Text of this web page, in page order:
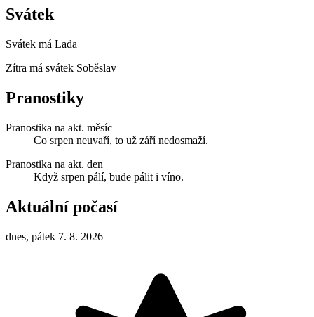
Svátek
Svátek má Lada
Zítra má svátek Soběslav
Pranostiky
Pranostika na akt. měsíc
Co srpen neuvaří, to už září nedosmaží.
Pranostika na akt. den
Když srpen pálí, bude pálit i víno.
Aktuální počasí
dnes, pátek 7. 8. 2026